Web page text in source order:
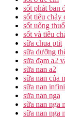
sốt phát ban
sốt tiêu chảy
sốt uống
sốt và tiêu
sữa chua ptit
sữa dưỡng
sữa đạm a2
sữa nan a2
sữa nan của
sữa nan
sữa nan nga
sữa nan nga
sữa nan nga